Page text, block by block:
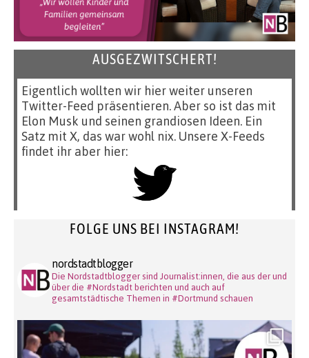
AUSGEZWITSCHERT!
Eigentlich wollten wir hier weiter unseren
Twitter-Feed präsentieren. Aber so ist das mit
Elon Musk und seinen grandiosen Ideen. Ein
Satz mit X, das war wohl nix. Unsere X-Feeds
findet ihr aber hier:
FOLGE UNS BEI INSTAGRAM!
nordstadtblogger
Die Nordstadtblogger sind Journalist:innen, die aus der und
über die #Nordstadt berichten und auch auf
gesamtstädtische Themen in #Dortmund schauen